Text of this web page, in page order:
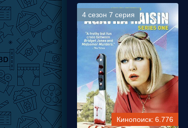
4 сезон 7 серия
6.776